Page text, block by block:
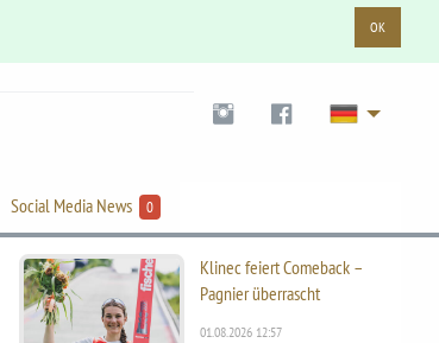
OK
Social Media News 0
Klinec feiert Comeback –
Pagnier überrascht
01.08.2026 12:57